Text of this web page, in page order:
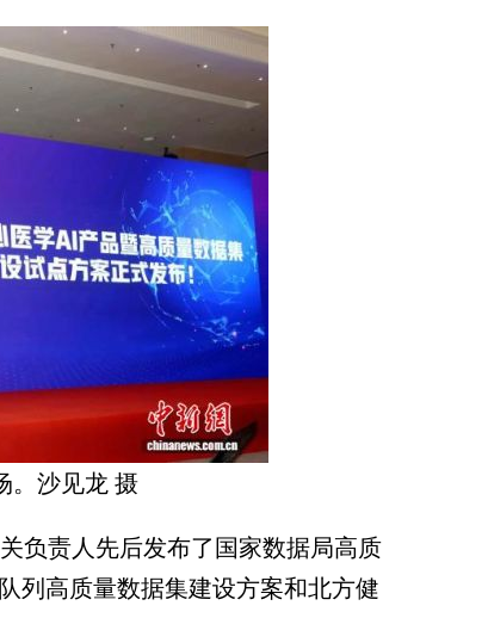
。沙见龙 摄
责人先后发布了国家数据局高质
列高质量数据集建设方案和北方健